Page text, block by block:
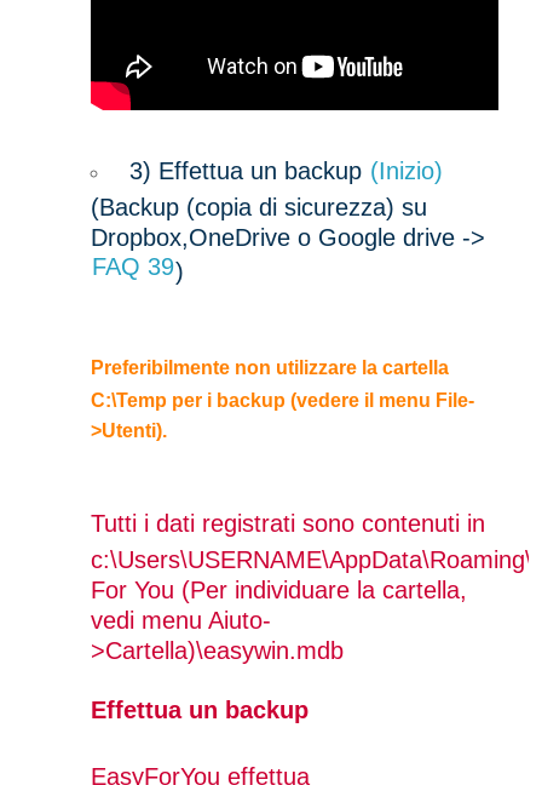
3) Effettua un backup (Inizio)
(Backup (copia di sicurezza) su
Dropbox,OneDrive o Google drive ->
FAQ 39)
Preferibilmente non utilizzare la cartella
C:\Temp per i backup (vedere il menu File-
>Utenti).
Tutti i dati registrati sono contenuti in
For You (Per individuare la cartella,
vedi menu Aiuto-
>Cartella)\easywin.mdb
Effettua un backup
EasyForYou effettua